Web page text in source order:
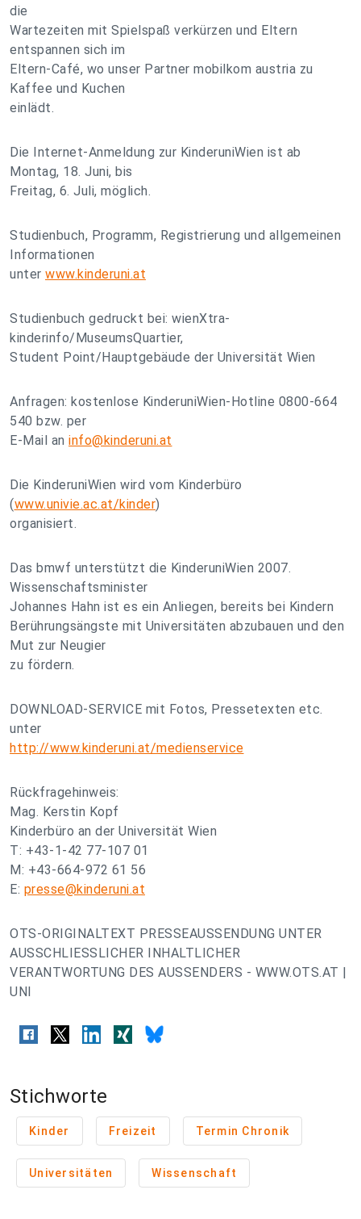
die
Wartezeiten mit Spielspaß verkürzen und Eltern
entspannen sich im
Eltern-Café, wo unser Partner mobilkom austria zu
Kaffee und Kuchen
einlädt.
Die Internet-Anmeldung zur KinderuniWien ist ab
Montag, 18. Juni, bis
Freitag, 6. Juli, möglich.
Studienbuch, Programm, Registrierung und allgemeinen
Informationen
unter www.kinderuni.at
Studienbuch gedruckt bei: wienXtra-
kinderinfo/MuseumsQuartier,
Student Point/Hauptgebäude der Universität Wien
Anfragen: kostenlose KinderuniWien-Hotline 0800-664
540 bzw. per
E-Mail an info@kinderuni.at
Die KinderuniWien wird vom Kinderbüro
(www.univie.ac.at/kinder)
organisiert.
Das bmwf unterstützt die KinderuniWien 2007.
Wissenschaftsminister
Johannes Hahn ist es ein Anliegen, bereits bei Kindern
Berührungsängste mit Universitäten abzubauen und den
Mut zur Neugier
zu fördern.
DOWNLOAD-SERVICE mit Fotos, Pressetexten etc.
unter
http://www.kinderuni.at/medienservice
Rückfragehinweis:
Mag. Kerstin Kopf
Kinderbüro an der Universität Wien
T: +43-1-42 77-107 01
M: +43-664-972 61 56
E: presse@kinderuni.at
OTS-ORIGINALTEXT PRESSEAUSSENDUNG UNTER
AUSSCHLIESSLICHER INHALTLICHER
VERANTWORTUNG DES AUSSENDERS - WWW.OTS.AT |
UNI
Stichworte
Kinder Freizeit Termin Chronik
Universitäten Wissenschaft